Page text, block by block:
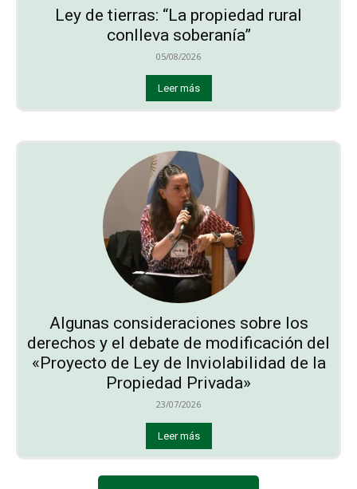
Ley de tierras: “La propiedad rural
conlleva soberanía”
05/08/2026
Leer más
Algunas consideraciones sobre los
derechos y el debate de modificación del
«Proyecto de Ley de Inviolabilidad de la
Propiedad Privada»
23/07/2026
Leer más